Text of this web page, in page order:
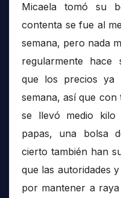
Micaela tomó su
contenta se fue al
semana, pero nada
regularmente
que los precios
semana, así que
se llevó medio kilo
papas, una bolsa
cierto también han
que las autoridades
por mantener a